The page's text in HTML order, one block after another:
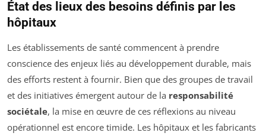
État des lieux des besoins définis par les
hôpitaux
Les établissements de santé commencent à prendre
conscience des enjeux liés au développement durable, mais
des efforts restent à fournir. Bien que des groupes de travail
et des initiatives émergent autour de la responsabilité
sociétale, la mise en œuvre de ces réflexions au niveau
opérationnel est encore timide. Les hôpitaux et les fabricants